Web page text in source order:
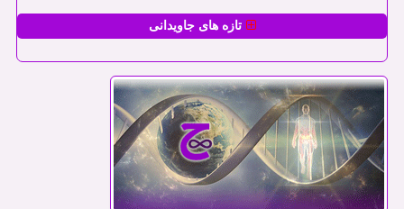
تازه های جاویدانی